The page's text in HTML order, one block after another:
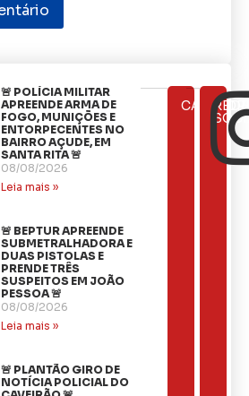
🚨 POLÍCIA MILITAR
APREENDE ARMA DE
FOGO, MUNIÇÕES E
ENTORPECENTES NO
BAIRRO AÇUDE, EM
SANTA RITA 🚨
08/08/2026
Leia mais »
🚨 BEPTUR APREENDE
SUBMETRALHADORA E
DUAS PISTOLAS E
PRENDE TRÊS
SUSPEITOS EM JOÃO
PESSOA 🚨
08/08/2026
Leia mais »
🚨 PLANTÃO GIRO DE
NOTÍCIA POLICIAL DO